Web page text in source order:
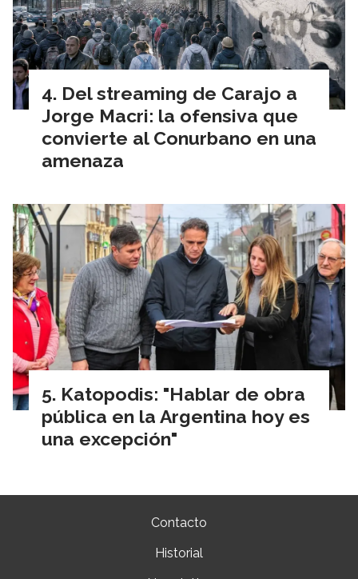
Del streaming de Carajo a
Jorge Macri: la ofensiva que
convierte al Conurbano en una
amenaza
Katopodis: "Hablar de obra
pública en la Argentina hoy es
una excepción"
Contacto
Historial